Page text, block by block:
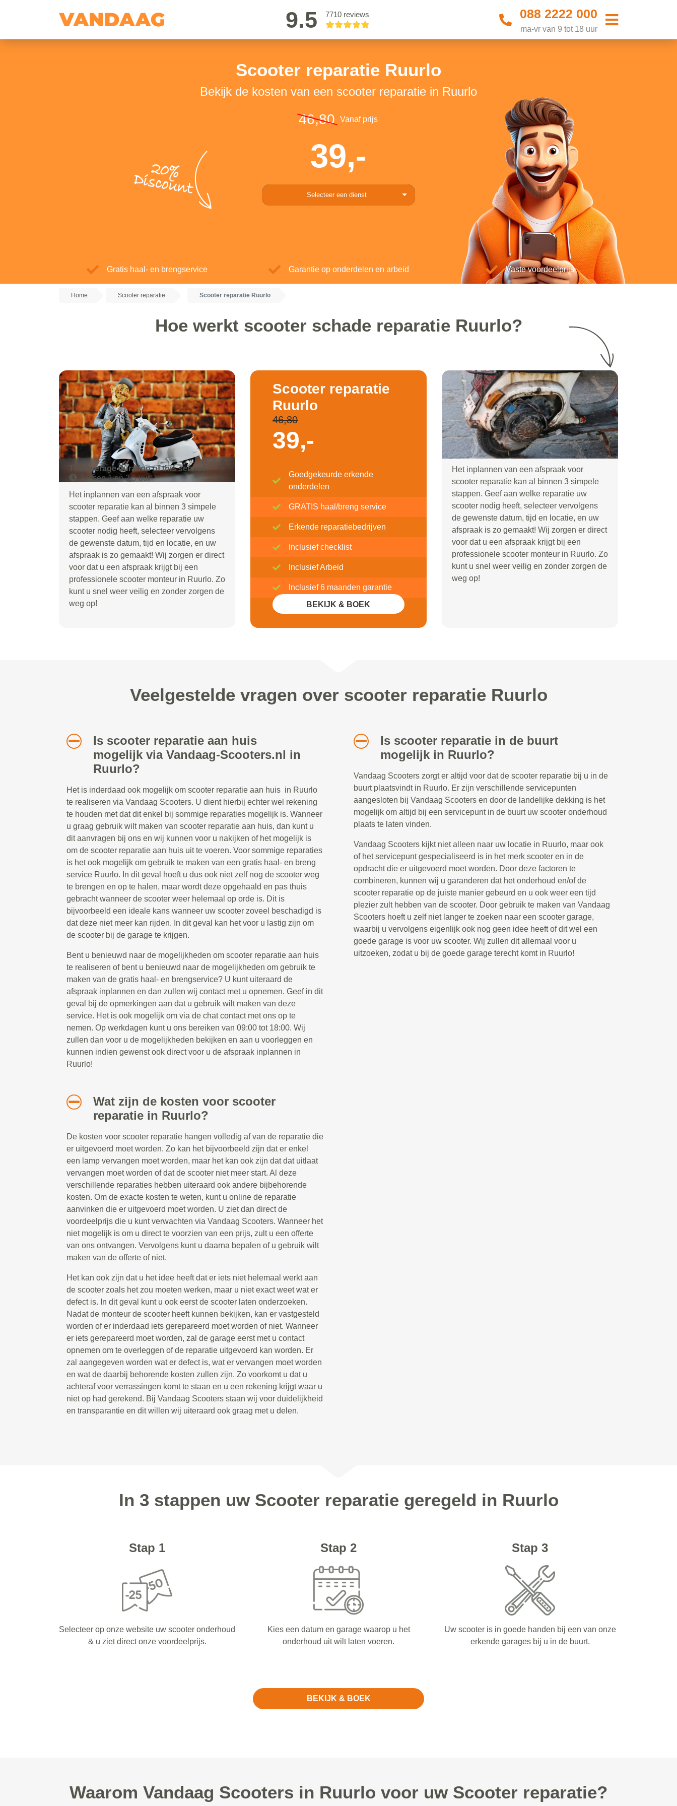
9.5 7710 reviews 088 2222 000
ma-vr van 9 tot 18 uur
Scooter reparatie Ruurlo
Bekijk de kosten van een scooter reparatie in Ruurlo
20%
Discount
46,80 Vanaf prijs
39,-
Selecteer een dienst
Gratis haal- en brengservice Garantie op onderdelen en arbeid Vaste voordeelprijs
Home Scooter reparatie Scooter reparatie Ruurlo
Hoe werkt scooter schade reparatie Ruurlo?
The average duration of this service:
Tussen 1 en 2,5 uur
Het inplannen van een afspraak voor
scooter reparatie kan al binnen 3 simpele
stappen. Geef aan welke reparatie uw
scooter nodig heeft, selecteer vervolgens
de gewenste datum, tijd en locatie, en uw
afspraak is zo gemaakt! Wij zorgen er direct
voor dat u een afspraak krijgt bij een
professionele scooter monteur in Ruurlo. Zo
kunt u snel weer veilig en zonder zorgen de
weg op!
Scooter reparatie
Ruurlo
46,80
39,-
Goedgekeurde erkende
onderdelen
GRATIS haal/breng service
Erkende reparatiebedrijven
Inclusief checklist
Inclusief Arbeid
Inclusief 6 maanden garantie
Inclusief 20% Korting
BEKIJK & BOEK
Het inplannen van een afspraak voor
scooter reparatie kan al binnen 3 simpele
stappen. Geef aan welke reparatie uw
scooter nodig heeft, selecteer vervolgens
de gewenste datum, tijd en locatie, en uw
afspraak is zo gemaakt! Wij zorgen er direct
voor dat u een afspraak krijgt bij een
professionele scooter monteur in Ruurlo. Zo
kunt u snel weer veilig en zonder zorgen de
weg op!
Veelgestelde vragen over scooter reparatie Ruurlo
Is scooter reparatie aan huis
mogelijk via Vandaag-Scooters.nl in
Ruurlo?
Het is inderdaad ook mogelijk om scooter reparatie aan huis in Ruurlo
te realiseren via Vandaag Scooters. U dient hierbij echter wel rekening
te houden met dat dit enkel bij sommige reparaties mogelijk is. Wanneer
u graag gebruik wilt maken van scooter reparatie aan huis, dan kunt u
dit aanvragen bij ons en wij kunnen voor u nakijken of het mogelijk is
om de scooter reparatie aan huis uit te voeren. Voor sommige reparaties
is het ook mogelijk om gebruik te maken van een gratis haal- en breng
service Ruurlo. In dit geval hoeft u dus ook niet zelf nog de scooter weg
te brengen en op te halen, maar wordt deze opgehaald en pas thuis
gebracht wanneer de scooter weer helemaal op orde is. Dit is
bijvoorbeeld een ideale kans wanneer uw scooter zoveel beschadigd is
dat deze niet meer kan rijden. In dit geval kan het voor u lastig zijn om
de scooter bij de garage te krijgen.
Bent u benieuwd naar de mogelijkheden om scooter reparatie aan huis
te realiseren of bent u benieuwd naar de mogelijkheden om gebruik te
maken van de gratis haal- en brengservice? U kunt uiteraard de
afspraak inplannen en dan zullen wij contact met u opnemen. Geef in dit
geval bij de opmerkingen aan dat u gebruik wilt maken van deze
service. Het is ook mogelijk om via de chat contact met ons op te
nemen. Op werkdagen kunt u ons bereiken van 09:00 tot 18:00. Wij
zullen dan voor u de mogelijkheden bekijken en aan u voorleggen en
kunnen indien gewenst ook direct voor u de afspraak inplannen in
Ruurlo!
Wat zijn de kosten voor scooter
reparatie in Ruurlo?
De kosten voor scooter reparatie hangen volledig af van de reparatie die
er uitgevoerd moet worden. Zo kan het bijvoorbeeld zijn dat er enkel
een lamp vervangen moet worden, maar het kan ook zijn dat dat uitlaat
vervangen moet worden of dat de scooter niet meer start. Al deze
verschillende reparaties hebben uiteraard ook andere bijbehorende
kosten. Om de exacte kosten te weten, kunt u online de reparatie
aanvinken die er uitgevoerd moet worden. U ziet dan direct de
voordeelprijs die u kunt verwachten via Vandaag Scooters. Wanneer het
niet mogelijk is om u direct te voorzien van een prijs, zult u een offerte
van ons ontvangen. Vervolgens kunt u daarna bepalen of u gebruik wilt
maken van de offerte of niet.
Het kan ook zijn dat u het idee heeft dat er iets niet helemaal werkt aan
de scooter zoals het zou moeten werken, maar u niet exact weet wat er
defect is. In dit geval kunt u ook eerst de scooter laten onderzoeken.
Nadat de monteur de scooter heeft kunnen bekijken, kan er vastgesteld
worden of er inderdaad iets gerepareerd moet worden of niet. Wanneer
er iets gerepareerd moet worden, zal de garage eerst met u contact
opnemen om te overleggen of de reparatie uitgevoerd kan worden. Er
zal aangegeven worden wat er defect is, wat er vervangen moet worden
en wat de daarbij behorende kosten zullen zijn. Zo voorkomt u dat u
achteraf voor verrassingen komt te staan en u een rekening krijgt waar u
niet op had gerekend. Bij Vandaag Scooters staan wij voor duidelijkheid
en transparantie en dit willen wij uiteraard ook graag met u delen.
Is scooter reparatie in de buurt
mogelijk in Ruurlo?
Vandaag Scooters zorgt er altijd voor dat de scooter reparatie bij u in de
buurt plaatsvindt in Ruurlo. Er zijn verschillende servicepunten
aangesloten bij Vandaag Scooters en door de landelijke dekking is het
mogelijk om altijd bij een servicepunt in de buurt uw scooter onderhoud
plaats te laten vinden.
Vandaag Scooters kijkt niet alleen naar uw locatie in Ruurlo, maar ook
of het servicepunt gespecialiseerd is in het merk scooter en in de
opdracht die er uitgevoerd moet worden. Door deze factoren te
combineren, kunnen wij u garanderen dat het onderhoud en/of de
scooter reparatie op de juiste manier gebeurd en u ook weer een tijd
plezier zult hebben van de scooter. Door gebruik te maken van Vandaag
Scooters hoeft u zelf niet langer te zoeken naar een scooter garage,
waarbij u vervolgens eigenlijk ook nog geen idee heeft of dit wel een
goede garage is voor uw scooter. Wij zullen dit allemaal voor u
uitzoeken, zodat u bij de goede garage terecht komt in Ruurlo!
In 3 stappen uw Scooter reparatie geregeld in Ruurlo
Stap 1
Selecteer op onze website uw scooter onderhoud
& u ziet direct onze voordeelprijs.
Stap 2
Kies een datum en garage waarop u het
onderhoud uit wilt laten voeren.
Stap 3
Uw scooter is in goede handen bij een van onze
erkende garages bij u in de buurt.
BEKIJK & BOEK
Waarom Vandaag Scooters in Ruurlo voor uw Scooter reparatie?